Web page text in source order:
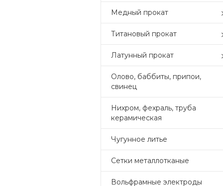
Медный прокат
Титановый прокат
Латунный прокат
Олово, баббиты, припои,
свинец
Нихром, фехраль, труба
керамическая
Чугунное литье
Сетки металлотканые
Вольфрамные электроды